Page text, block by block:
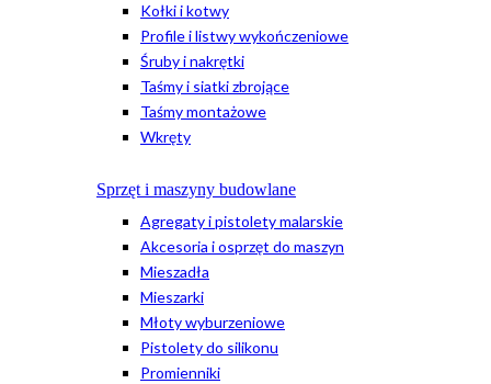
Kołki i kotwy
Profile i listwy wykończeniowe
Śruby i nakrętki
Taśmy i siatki zbrojące
Taśmy montażowe
Wkręty
Sprzęt i maszyny budowlane
Agregaty i pistolety malarskie
Akcesoria i osprzęt do maszyn
Mieszadła
Mieszarki
Młoty wyburzeniowe
Pistolety do silikonu
Promienniki